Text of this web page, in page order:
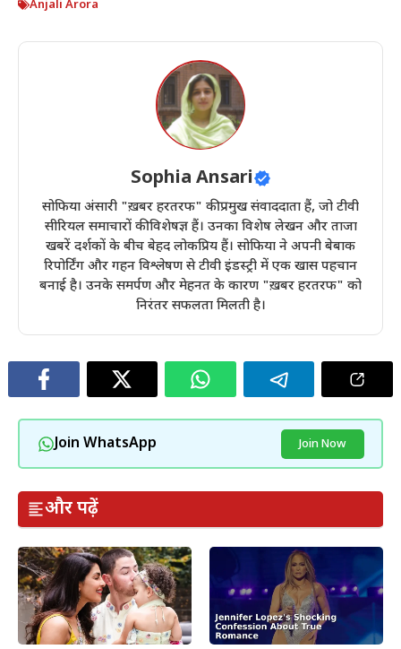
Anjali Arora
Sophia Ansari
सोफिया अंसारी "ख़बर हरतरफ" की प्रमुख संवाददाता हैं, जो टीवी
सीरियल समाचारों की विशेषज्ञ हैं। उनका विशेष लेखन और ताजा
खबरें दर्शकों के बीच बेहद लोकप्रिय हैं। सोफिया ने अपनी बेबाक
रिपोर्टिंग और गहन विश्लेषण से टीवी इंडस्ट्री में एक खास पहचान
बनाई है। उनके समर्पण और मेहनत के कारण "ख़बर हरतरफ" को
निरंतर सफलता मिलती है।
Join WhatsApp Join Now
और पढ़ें